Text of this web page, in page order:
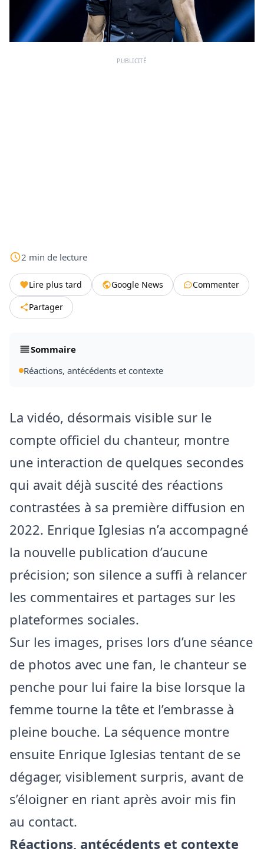
PUBLICITÉ
2 min de lecture
Lire plus tard Google News
Commenter
Partager
Sommaire
Réactions, antécédents et contexte
La vidéo, désormais visible sur le
compte officiel du chanteur, montre
une interaction de quelques secondes
qui avait déjà suscité des réactions
contrastées à sa première diffusion en
2022. Enrique Iglesias n’a accompagné
la nouvelle publication d’aucune
précision; son silence a suffi à relancer
les commentaires et partages sur les
plateformes sociales.
Sur les images, prises lors d’une séance
de photos avec une fan, le chanteur se
penche pour lui faire la bise lorsque la
femme tourne la tête et l’embrasse à
pleine bouche. La séquence montre
ensuite Enrique Iglesias tentant de se
dégager, visiblement surpris, avant de
s’éloigner en riant après avoir mis fin
au contact.
Réactions, antécédents et contexte